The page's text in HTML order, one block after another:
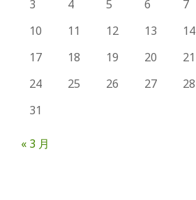
3 4 5 6 7
10
11 12 13 14
17
18 19 20 21
24
25 26 27 28
31
« 3 月